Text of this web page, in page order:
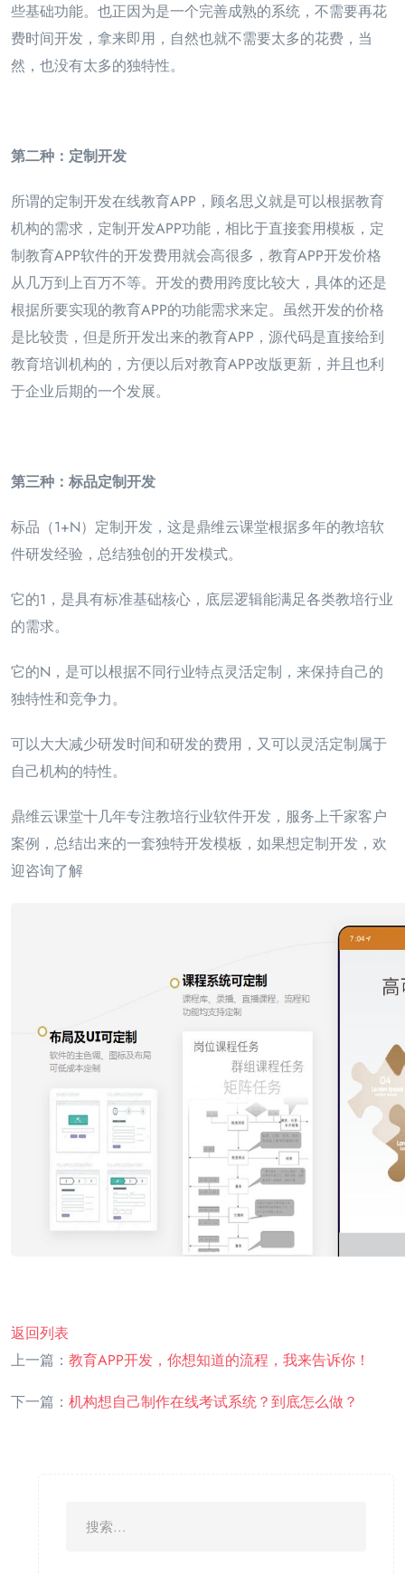
些基础功能。也正因为是一个完善成熟的系统，不需要再花
费时间开发，拿来即用，自然也就不需要太多的花费，当
然，也没有太多的独特性。
第二种：定制开发
所谓的定制开发在线教育APP，顾名思义就是可以根据教育
机构的需求，定制开发APP功能，相比于直接套用模板，定
制教育APP软件的开发费用就会高很多，教育APP开发价格
从几万到上百万不等。开发的费用跨度比较大，具体的还是
根据所要实现的教育APP的功能需求来定。虽然开发的价格
是比较贵，但是所开发出来的教育APP，源代码是直接给到
教育培训机构的，方便以后对教育APP改版更新，并且也利
于企业后期的一个发展。
第三种：标品定制开发
标品（1+N）定制开发，这是鼎维云课堂根据多年的教培软
件研发经验，总结独创的开发模式。
它的1，是具有标准基础核心，底层逻辑能满足各类教培行业
的需求。
它的N，是可以根据不同行业特点灵活定制，来保持自己的
独特性和竞争力。
可以大大减少研发时间和研发的费用，又可以灵活定制属于
自己机构的特性。
鼎维云课堂十几年专注教培行业软件开发，服务上千家客户
案例，总结出来的一套独特开发模板，如果想定制开发，欢
迎咨询了解
返回列表
上一篇： 教育APP开发，你想知道的流程，我来告诉你！
下一篇： 机构想自己制作在线考试系统？到底怎么做？